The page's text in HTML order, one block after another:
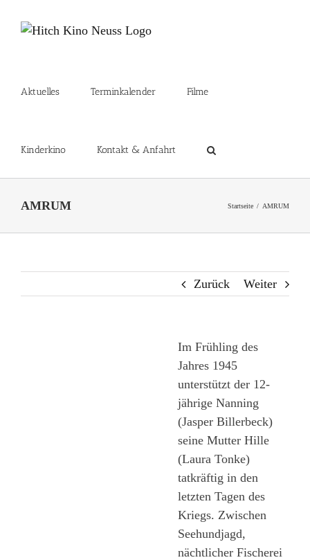
Inhalt
Aktuelles Terminkalender Filme
Kinderkino Kontakt & Anfahrt
AMRUM Startseite AMRUM
Zurück Weiter
Im Frühling des
Jahres 1945
unterstützt der 12-
jährige Nanning
(Jasper Billerbeck)
seine Mutter Hille
(Laura Tonke)
tatkräftig in den
letzten Tagen des
Kriegs. Zwischen
Seehundjagd,
nächtlicher Fischerei